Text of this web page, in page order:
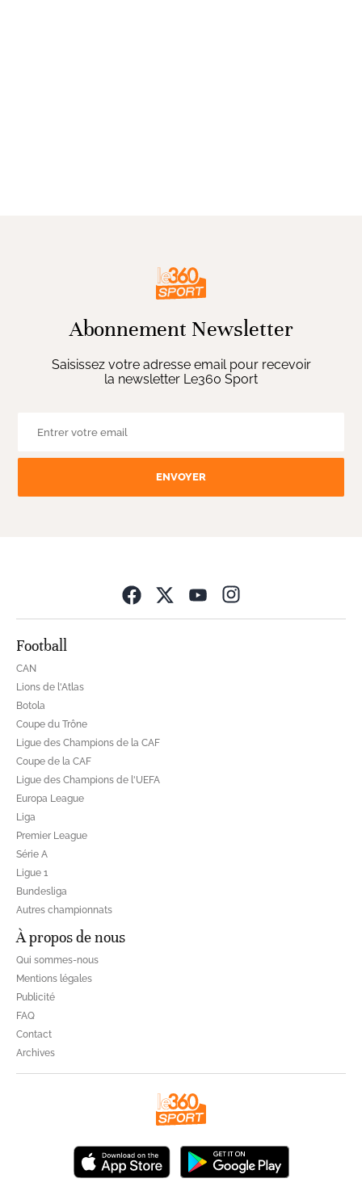
Abonnement Newsletter
Saisissez votre adresse email pour recevoir
la newsletter Le360 Sport
ENVOYER
Football
CAN
Lions de l'Atlas
Botola
Coupe du Trône
Ligue des Champions de la CAF
Coupe de la CAF
Ligue des Champions de l'UEFA
Europa League
Liga
Premier League
Série A
Ligue 1
Bundesliga
Autres championnats
À propos de nous
Qui sommes-nous
Mentions légales
Publicité
FAQ
Contact
Archives